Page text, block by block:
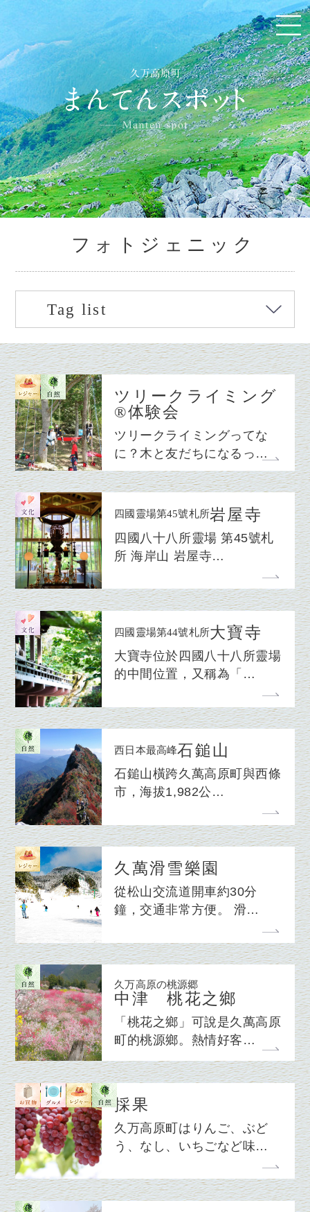
フォトジェニック
Tag list
ツリークライミング
®体験会
ツリークライミングってな
に？木と友だちになるっ…
四國靈場第45號札所岩屋寺
四國八十八所靈場 第45號札
所 海岸山 岩屋寺…
四國靈場第44號札所大寶寺
大寶寺位於四國八十八所靈場
的中間位置，又稱為「…
西日本最高峰石鎚山
石鎚山橫跨久萬高原町與西條
市，海拔1,982公…
久萬滑雪樂園
從松山交流道開車約30分
鐘，交通非常方便。 滑…
久万高原の桃源郷
中津 桃花之鄉
「桃花之鄉」可說是久萬高原
町的桃源鄉。熱情好客…
採果
久万高原町はりんご、ぶど
う、なし、いちごなど味…